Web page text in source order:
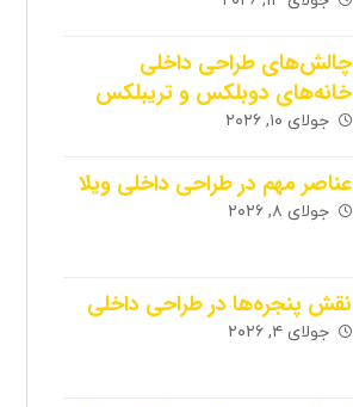
چالش‌های طراحی داخلی
خانه‌های دوبلکس و تریبلکس
جولای ۱۰, ۲۰۲۶
عناصر مهم در طراحی داخلی ویلا
جولای ۸, ۲۰۲۶
نقش پنجره‌ها در طراحی داخلی
جولای ۴, ۲۰۲۶